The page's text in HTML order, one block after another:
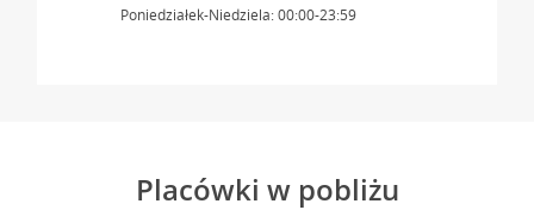
Poniedziałek-Niedziela: 00:00-23:59
Placówki w pobliżu